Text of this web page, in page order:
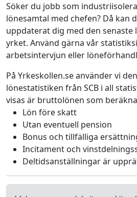
Söker du jobb som
lönesamtal med chefen? Då kan
uppdaterat dig med den
yrket. Använd gärna vår
arbetsintervjun eller
På Yrkeskollen.se använder vi
lönestatistiken från SCB i all
visas är bruttolönen som
Lön före skatt
Utan eventuell pension
Bonus och tillfälliga
Incitament och
Deltidsanställningar är